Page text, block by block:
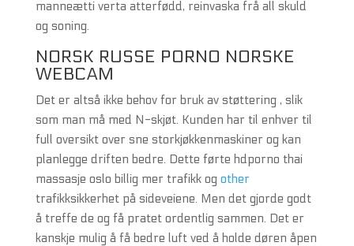
manneætti verta atterfødd, reinvaska frå all skuld
og soning.
NORSK RUSSE PORNO NORSKE
WEBCAM
Det er altså ikke behov for bruk av støttering , slik
som man må med N-skjøt. Kunden har til enhver til
full oversikt over sne storkjøkkenmaskiner og kan
planlegge driften bedre. Dette førte hdporno thai
massasje oslo billig mer trafikk og other
trafikksikkerhet på sideveiene. Men det gjorde godt
å treffe de og få pratet ordentlig sammen. Det er
kanskje mulig å få bedre luft ved å holde døren åpen